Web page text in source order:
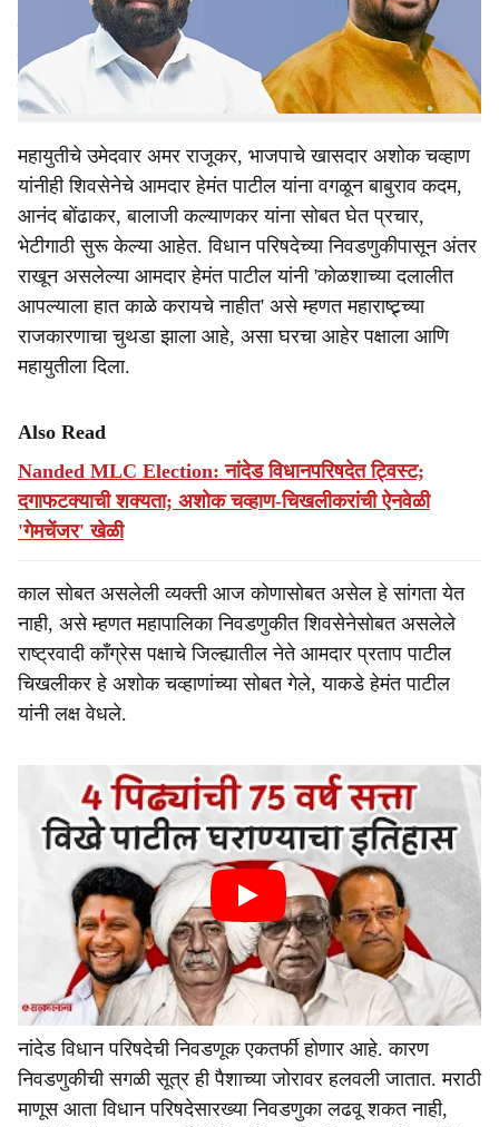
होते. राष्ट्रवादी काँग्रेस पक्षाचे नेते आमदार प्रताप पाटील
चिखलीकर यांच्या संयुक्त पत्रकार परिषदेतही शिवसेनेचे कोणीच
नव्हते.
महायुतीचे उमेदवार अमर राजूकर, भाजपाचे खासदार अशोक चव्हाण
यांनीही शिवसेनेचे आमदार हेमंत पाटील यांना वगळून बाबुराव कदम,
आनंद बोंढाकर, बालाजी कल्याणकर यांना सोबत घेत प्रचार,
भेटीगाठी सुरू केल्या आहेत. विधान परिषदेच्या निवडणुकीपासून अंतर
राखून असलेल्या आमदार हेमंत पाटील यांनी 'कोळशाच्या दलालीत
आपल्याला हात काळे करायचे नाहीत' असे म्हणत महाराष्ट्र्च्या
राजकारणाचा चुथडा झाला आहे, असा घरचा आहेर पक्षाला आणि
महायुतीला दिला.
Also Read
Nanded MLC Election: नांदेड विधानपरिषदेत ट्विस्ट;
दगाफटक्याची शक्यता; अशोक चव्हाण-चिखलीकरांची ऐनवेळी
'गेमचेंजर' खेळी
काल सोबत असलेली व्यक्ती आज कोणासोबत असेल हे सांगता येत
नाही, असे म्हणत महापालिका निवडणुकीत शिवसेनेसोबत असलेले
राष्ट्रवादी काँग्रेस पक्षाचे जिल्ह्यातील नेते आमदार प्रताप पाटील
चिखलीकर हे अशोक चव्हाणांच्या सोबत गेले, याकडे हेमंत पाटील
यांनी लक्ष वेधले.
नांदेड विधान परिषदेची निवडणूक एकतर्फी होणार आहे. कारण
निवडणुकीची सगळी सूत्र ही पैशाच्या जोरावर हलवली जातात. मराठी
माणूस आता विधान परिषदेसारख्या निवडणुका लढवू शकत नाही,